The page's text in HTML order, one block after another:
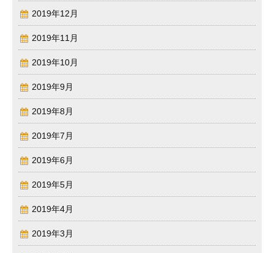
2019年12月
2019年11月
2019年10月
2019年9月
2019年8月
2019年7月
2019年6月
2019年5月
2019年4月
2019年3月